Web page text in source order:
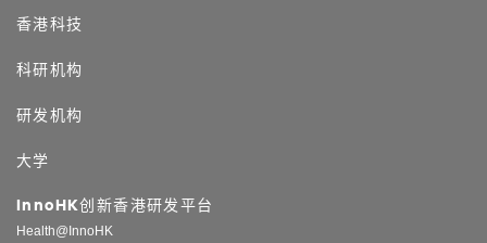
香港科技
科研机构
研发机构
大学
InnoHK创新香港研发平台
Health@InnoHK